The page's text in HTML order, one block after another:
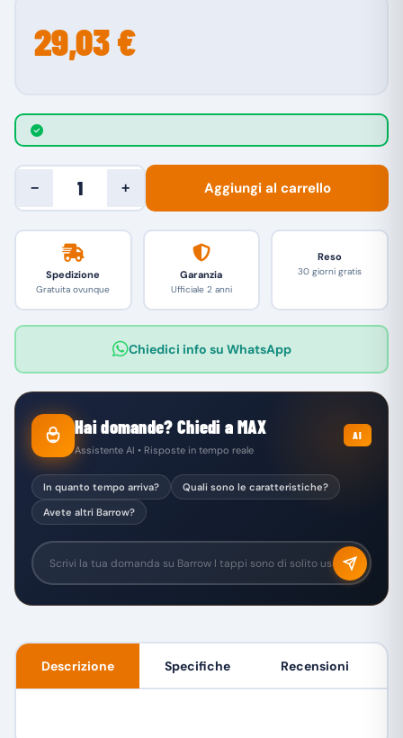
29,03 €
− + Aggiungi al carrello
Spedizione
Gratuita ovunque
Garanzia
Ufficiale 2 anni
Reso
30 giorni gratis
Chiedici info su WhatsApp
Hai domande? Chiedi a MAX
Assistente AI • Risposte in tempo reale
AI
In quanto tempo arriva?
Quali sono le caratteristiche?
Avete altri Barrow?
Descrizione Specifiche Recensioni